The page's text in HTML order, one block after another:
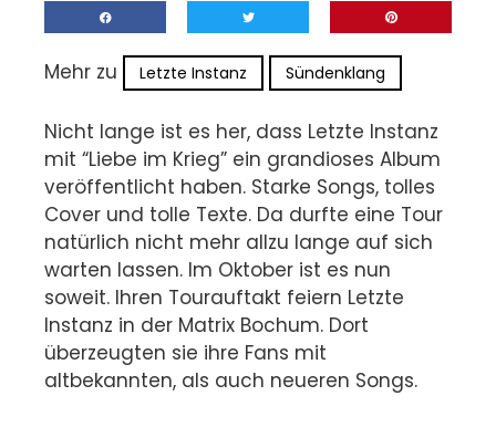
Mehr zu Letzte Instanz Sündenklang
Nicht lange ist es her, dass Letzte Instanz
mit “Liebe im Krieg” ein grandioses Album
veröffentlicht haben. Starke Songs, tolles
Cover und tolle Texte. Da durfte eine Tour
natürlich nicht mehr allzu lange auf sich
warten lassen. Im Oktober ist es nun
soweit. Ihren Tourauftakt feiern Letzte
Instanz in der Matrix Bochum. Dort
überzeugten sie ihre Fans mit
altbekannten, als auch neueren Songs.